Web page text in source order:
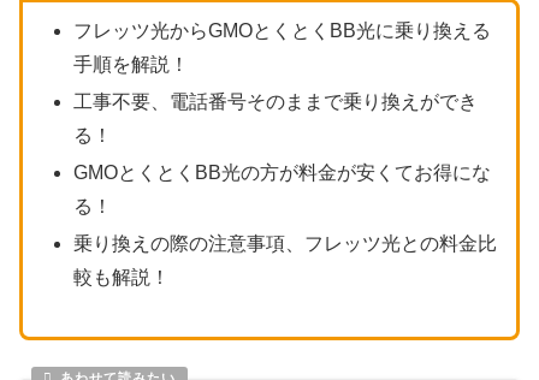
フレッツ光からGMOとくとくBB光に乗り換える
手順を解説！
工事不要、電話番号そのままで乗り換えができ
る！
GMOとくとくBB光の方が料金が安くてお得にな
る！
乗り換えの際の注意事項、フレッツ光との料金比
較も解説！